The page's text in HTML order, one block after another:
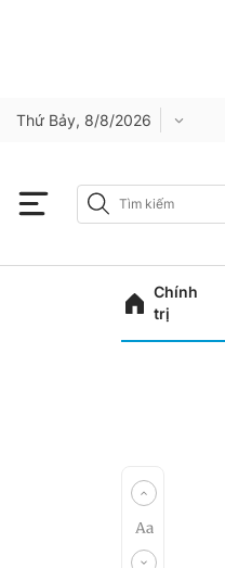
Thứ Bảy, 8/8/2026
Chính
trị